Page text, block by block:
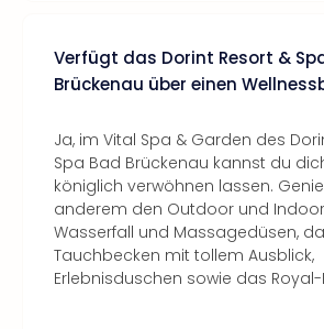
Verfügt das Dorint Resort &
Brückenau über einen
Ja, im Vital Spa & Garden des
Spa Bad Brückenau kannst du
königlich verwöhnen lassen.
anderem den Outdoor und
Wasserfall und Massagedüsen,
Tauchbecken mit tollem Ausblick,
Erlebnisduschen sowie das